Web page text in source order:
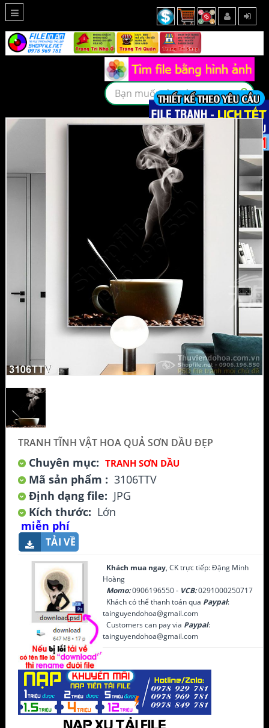
TRANH TĨNH VẬT HOA QUẢ SƠN DẦU ĐẸP
Chuyên mục: TRANH SƠN DẦU
Mã sản phẩm : 3106TTV
Định dạng file: JPG
Kích thước: Lớn
miễn phí
TẢI VỀ
Khách mua ngay, CK trực tiếp: Đặng Minh
Hoàng
Momo:0906196550 - VCB:0291000250717
Khách có thể thanh toán qua Paypal:
tainguyendohoa@gmail.com
Customers can pay via Paypal:
tainguyendohoa@gmail.com